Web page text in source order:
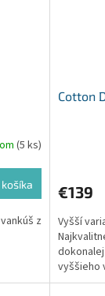
(5 ks)
košíka
z
Cotton
€139
Vyšší
vyššieho